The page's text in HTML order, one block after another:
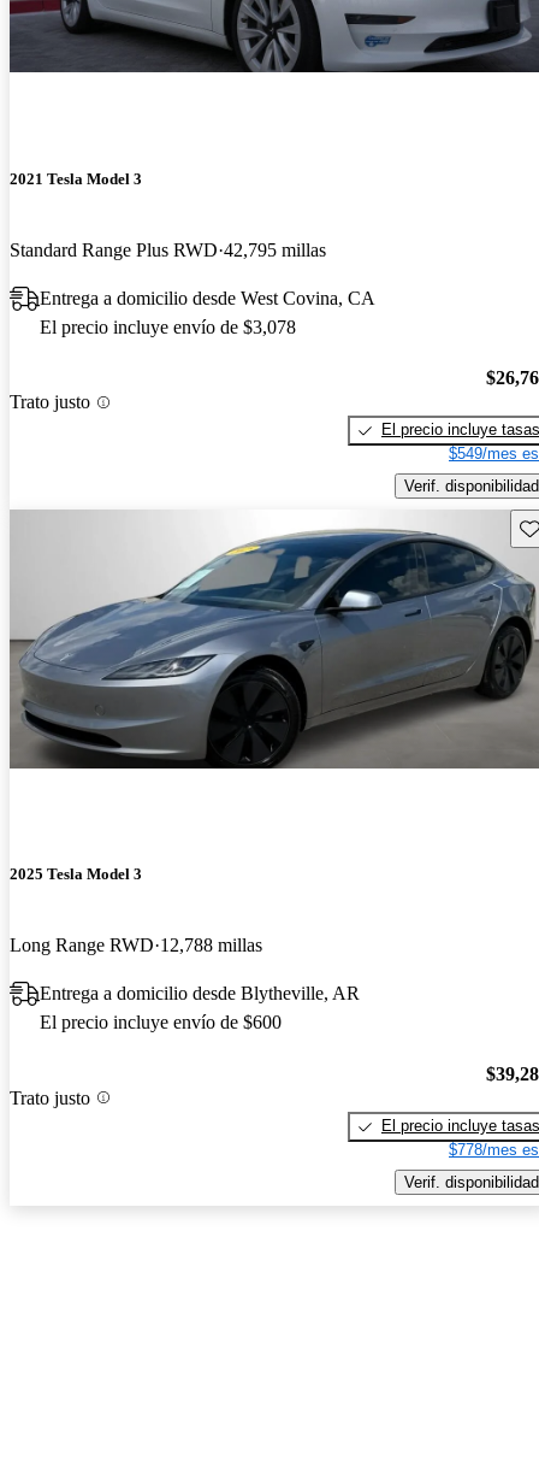
2021 Tesla Model 3
Standard Range Plus RWD 42,795 millas
Entrega a domicilio desde West Covina, CA
El precio incluye envío de $3,078
Trato justo
El precio incluye tasas
$549/mes
Verif. disponibilidad
2025 Tesla Model 3
Long Range RWD 12,788 millas
Entrega a domicilio desde Blytheville, AR
El precio incluye envío de $600
Trato justo
El precio incluye tasas
$778/mes
Verif. disponibilidad